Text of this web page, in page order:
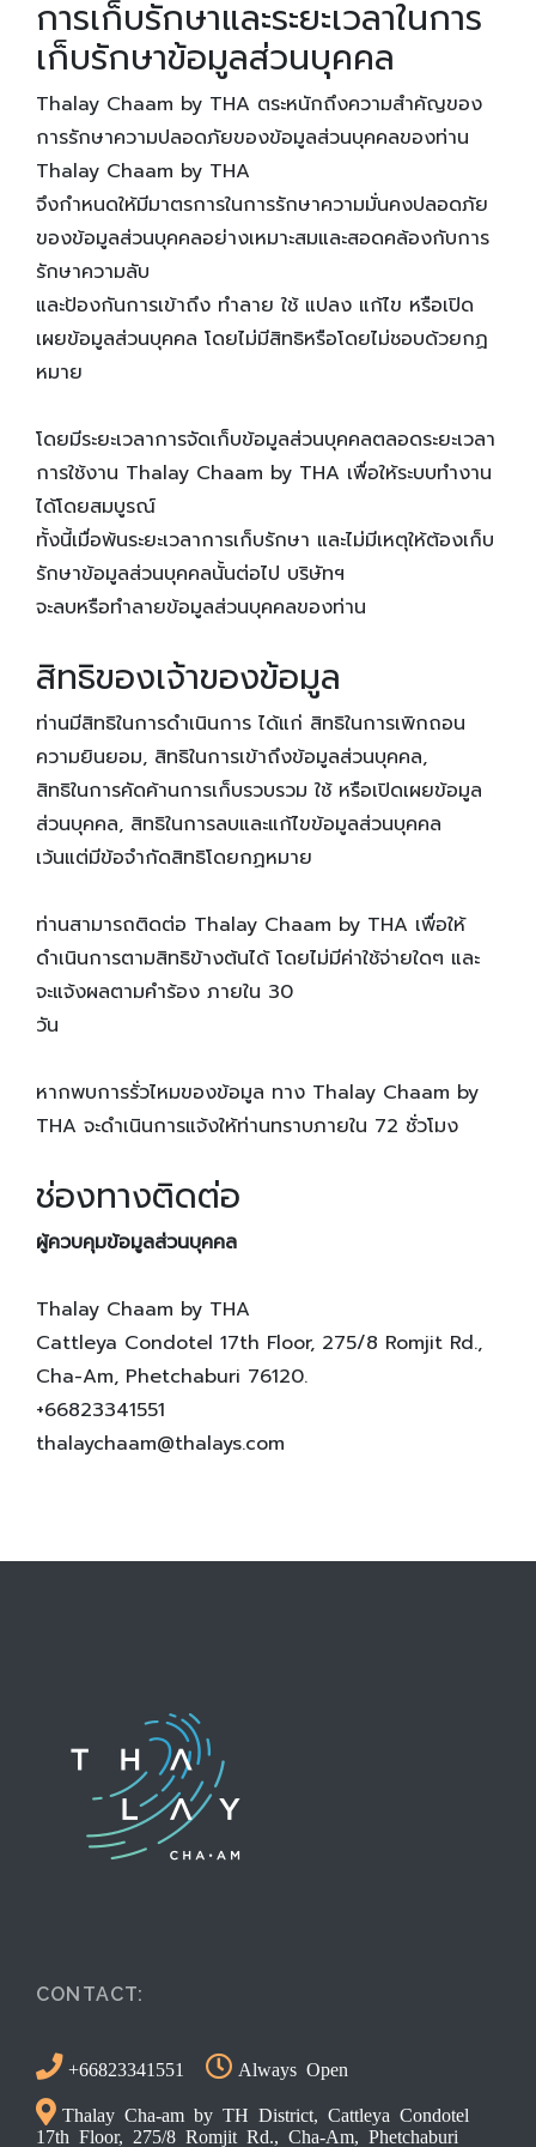
การเก็บรักษาและระยะเวลาในการ
เก็บรักษาข้อมูลส่วนบุคคล
Thalay Chaam by THA ตระหนักถึงความสำคัญของ
การรักษาความปลอดภัยของข้อมูลส่วนบุคคลของท่าน
Thalay Chaam by THA
จึงกำหนดให้มีมาตรการในการรักษาความมั่นคงปลอดภัย
ของข้อมูลส่วนบุคคลอย่างเหมาะสมและสอดคล้องกับการ
รักษาความลับ
และป้องกันการเข้าถึง ทำลาย ใช้ แปลง แก้ไข หรือเปิด
เผยข้อมูลส่วนบุคคล โดยไม่มีสิทธิหรือโดยไม่ชอบด้วยกฏ
หมาย
โดยมีระยะเวลาการจัดเก็บข้อมูลส่วนบุคคลตลอดระยะเวลา
การใช้งาน Thalay Chaam by THA เพื่อให้ระบบทำงาน
ได้โดยสมบูรณ์
ทั้งนี้เมื่อพ้นระยะเวลาการเก็บรักษา และไม่มีเหตุให้ต้องเก็บ
รักษาข้อมูลส่วนบุคคลนั้นต่อไป บริษัทฯ
จะลบหรือทำลายข้อมูลส่วนบุคคลของท่าน
สิทธิของเจ้าของข้อมูล
ท่านมีสิทธิในการดำเนินการ ได้แก่ สิทธิในการเพิกถอน
ความยินยอม, สิทธิในการเข้าถึงข้อมูลส่วนบุคคล,
สิทธิในการคัดค้านการเก็บรวบรวม ใช้ หรือเปิดเผยข้อมูล
ส่วนบุคคล, สิทธิในการลบและแก้ไขข้อมูลส่วนบุคคล
เว้นแต่มีข้อจำกัดสิทธิโดยกฏหมาย
ท่านสามารถติดต่อ Thalay Chaam by THA เพื่อให้
ดำเนินการตามสิทธิข้างต้นได้ โดยไม่มีค่าใช้จ่ายใดๆ และ
จะแจ้งผลตามคำร้อง ภายใน 30
วัน
หากพบการรั่วไหมของข้อมูล ทาง Thalay Chaam by
THA จะดำเนินการแจ้งให้ท่านทราบภายใน 72 ชั่วโมง
ช่องทางติดต่อ
ผู้ควบคุมข้อมูลส่วนบุคคล
Thalay Chaam by THA
Cattleya Condotel 17th Floor, 275/8 Romjit Rd.,
Cha-Am, Phetchaburi 76120.
+66823341551
thalaychaam@thalays.com
CONTACT:
+66823341551 Always Open
Thalay Cha-am by TH District, Cattleya Condotel
17th Floor, 275/8 Romjit Rd., Cha-Am, Phetchaburi